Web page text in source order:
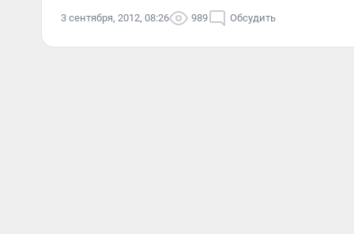
3 сентября, 2012, 08:26 989 Обсудить